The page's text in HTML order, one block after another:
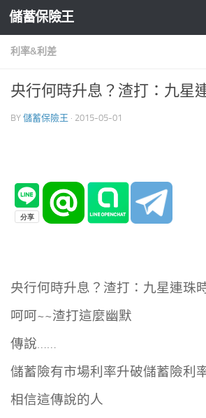
Skip to content
儲蓄保險王
利率&利差
央行何時升息？渣打：九星
BY 儲蓄保險王 · 2015-05-01
央行何時升息？渣打：九星連珠
呵呵~~渣打這麼幽默
傳說……
儲蓄險有市場利率升破儲蓄險利
相信這傳說的人